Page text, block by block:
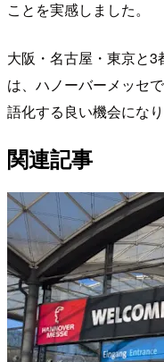
ことを実感しました。
大阪・名古屋・東京と
は、ハノーバーメッセ
語化する良い機会になり
関連記事